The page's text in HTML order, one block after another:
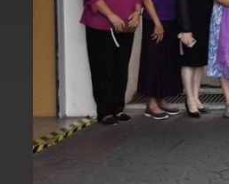
總統主持「台美經濟繁榮夥伴對話」
外交部長林佳龍接受印尼「時代雜誌」
副總統接見美參議員蓋耶哥 強調美國
外交部長林佳龍午宴歡迎美國聯邦參議員
外交部長林佳龍接見美國智庫「德國馬